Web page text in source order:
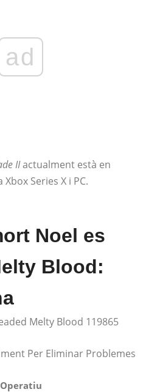
ad
IIactualment està en
Series X i PC.
Noel es
Blood:
Melty Blood 119865
Per Eliminar Problemes